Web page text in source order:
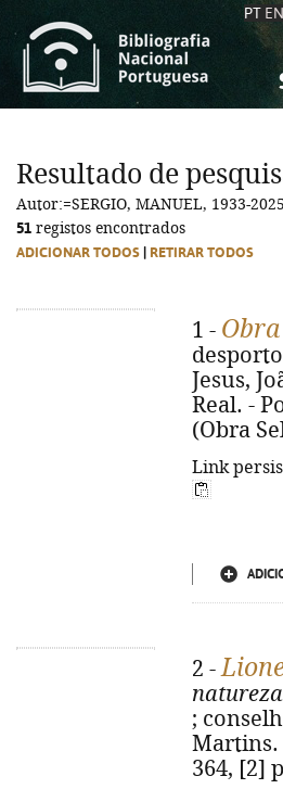
PT EN
Resultado de
Autor:=SERGIO, MANUEL, 1933-2025
51 registos encontrados
ADICIONAR TODOS RETIRAR TODOS
1 -
Jesus,
Real. -
(Obra
Link
2 -
;
Martins.
364, [2]